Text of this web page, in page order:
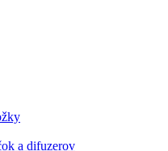
a difuzerov